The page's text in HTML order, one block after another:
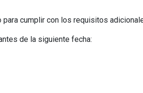
cumplir con los requisitos
de la siguiente fecha: